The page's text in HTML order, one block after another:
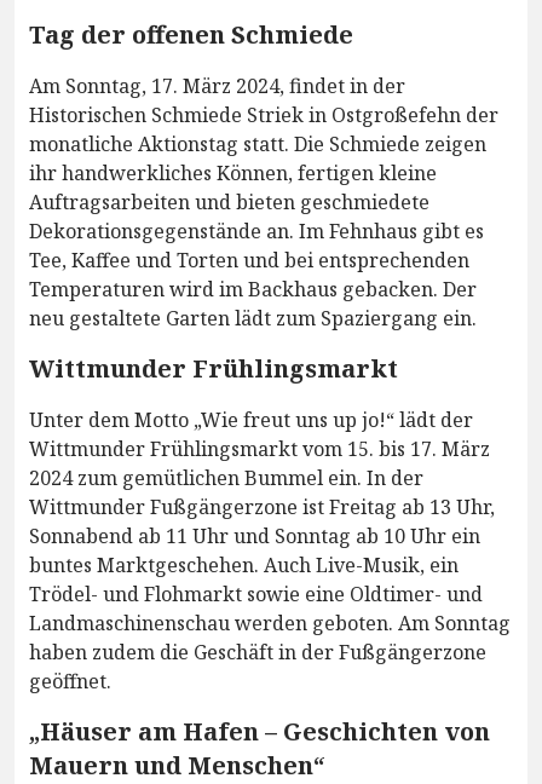
Tag der offenen Schmiede
Am Sonntag, 17. März 2024, findet in der
Historischen Schmiede Striek in Ostgroßefehn der
monatliche Aktionstag statt. Die Schmiede zeigen
ihr handwerkliches Können, fertigen kleine
Auftragsarbeiten und bieten geschmiedete
Dekorationsgegenstände an. Im Fehnhaus gibt es
Tee, Kaffee und Torten und bei entsprechenden
Temperaturen wird im Backhaus gebacken. Der
neu gestaltete Garten lädt zum Spaziergang ein.
Wittmunder Frühlingsmarkt
Unter dem Motto „Wie freut uns up jo!“ lädt der
Wittmunder Frühlingsmarkt vom 15. bis 17. März
2024 zum gemütlichen Bummel ein. In der
Wittmunder Fußgängerzone ist Freitag ab 13 Uhr,
Sonnabend ab 11 Uhr und Sonntag ab 10 Uhr ein
buntes Marktgeschehen. Auch Live-Musik, ein
Trödel- und Flohmarkt sowie eine Oldtimer- und
Landmaschinenschau werden geboten. Am Sonntag
haben zudem die Geschäft in der Fußgängerzone
geöffnet.
„Häuser am Hafen – Geschichten von
Mauern und Menschen“